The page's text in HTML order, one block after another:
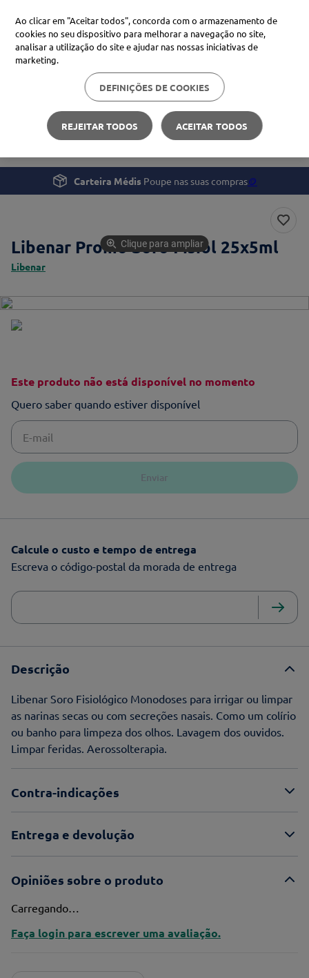
Procure no Marketplace Médis
Pesquisas mais comuns
xiaomi
4º cerave
Saúde
Tosse, Gripe e Constipação
Libenar Promo Soro Fisiol 25x5ml
Carteira Médis Poupe nas suas compras🪙
Libenar Promo Soro Fisiol 25x5ml
Libenar
Clique para ampliar
Este produto não está disponível no momento
Quero saber quando estiver disponível
Enviar
Calcule o custo e tempo de entrega
Escreva o código-postal da morada de entrega
Descrição
Libenar Soro Fisiológico Monodoses para irrigar ou limpar
as narinas secas ou com secreções nasais. Como um colírio
ou banho para limpeza dos olhos. Lavagem dos ouvidos.
Limpar feridas. Aerossolterapia.
Contra-indicações
Entrega e devolução
Opiniões sobre o produto
Carregando…
Faça login para escrever uma avaliação.
Ao clicar em "Aceitar todos", concorda com o armazenamento de
cookies no seu dispositivo para melhorar a navegação no site,
analisar a utilização do site e ajudar nas nossas iniciativas de
marketing.
DEFINIÇÕES DE COOKIES
REJEITAR TODOS ACEITAR TODOS